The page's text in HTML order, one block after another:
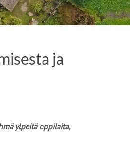
ja
ylpeitä oppilaita,